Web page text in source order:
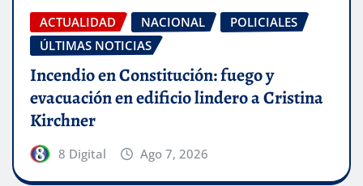
ACTUALIDAD NACIONAL
POLICIALES
ÚLTIMAS NOTICIAS
Incendio en Constitución: fuego y
evacuación en edificio lindero a Cristina
Kirchner
8 Digital Ago 7, 2026